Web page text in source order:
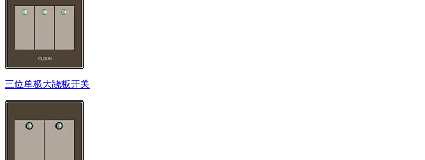
三位单极大跷板开关